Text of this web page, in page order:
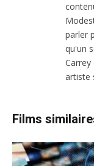
parler
qu'un
artiste
Films